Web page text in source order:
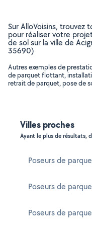
Sur AlloVoisins, trouvez
pour réaliser votre
de sol sur la ville de
35690)
Autres exemples de
de parquet flottant,
retrait de parquet, pose de
Villes proches
Ayant le plus de résultats,
Poseurs de
Poseurs de
Poseurs de